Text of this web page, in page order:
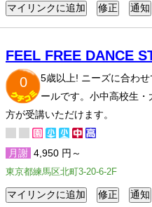
FEEL FREE DANCE
0
5歳以上! ニーズに合わ
ールです。小中高校生
方が受講いただけます。
月謝 4,950 円～
東京都練馬区北町3-20-6-2F